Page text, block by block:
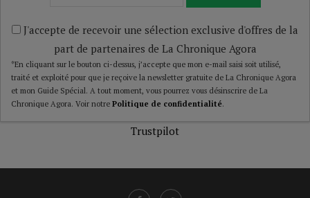
J'accepte de recevoir une sélection exclusive d'offres de la
part de partenaires de La Chronique Agora
*En cliquant sur le bouton ci-dessus, j’accepte que mon e-mail saisi soit utilisé,
traité et exploité pour que je reçoive la newsletter gratuite de La Chronique Agora
et mon Guide Spécial. A tout moment, vous pourrez vous désinscrire de La
Chronique Agora. Voir notre Politique de confidentialité.
Trustpilot